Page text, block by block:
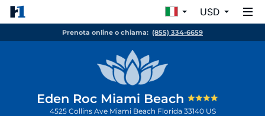
USD
Prenota online o chiama: (855) 334-6659
Eden Roc Miami Beach
4525 Collins Ave Miami Beach Florida 33140 US